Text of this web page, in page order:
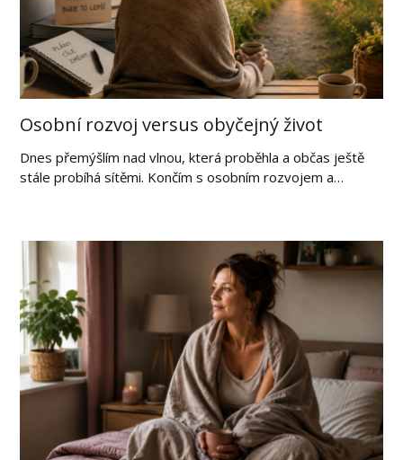
Osobní rozvoj versus obyčejný život
Dnes přemýšlím nad vlnou, která proběhla a občas ještě
stále probíhá sítěmi. Končím s osobním rozvojem a…